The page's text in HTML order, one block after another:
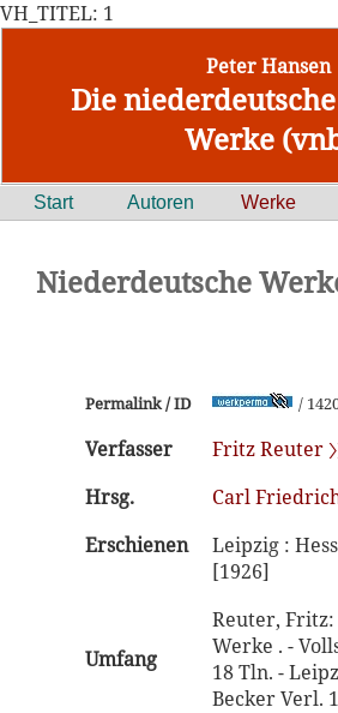
VH_TITEL: 1
Peter Hansen
Die
Werke
Start Autoren Werke
Niederdeutsche
Permalink / ID /
Verfasser
Fritz Reuter
Hrsg.
Carl Friedrich
Erschienen
Leipzig :
[1926]
Umfang
Reuter,
Werke . -
18 Tln. -
Becker Verl.